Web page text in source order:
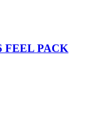
FEEL PACK